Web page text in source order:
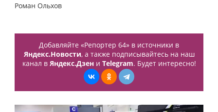
Роман Ольхов
Добавляйте «Репортер 64» в источники в
Яндекс.Новости, а также подписывайтесь на наш
канал в Яндекс.Дзени Telegram. Будет интересно!